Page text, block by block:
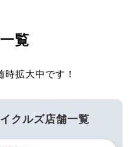
覧
拡大中です！
クルズ店舗一覧